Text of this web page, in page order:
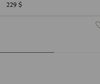
229 $